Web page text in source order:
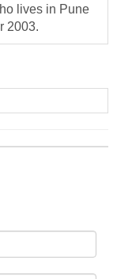
lives in Pune
2003.